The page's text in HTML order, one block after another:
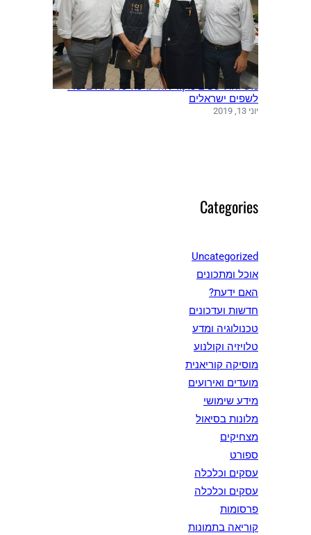
משלחת שפים מקוריאה ערכה סדנאות בישול
לשפים ישראלים
יוני 13, 2019
Categories
Uncategorized
אוכל ומתכונים
האם ידעת?
חדשות ועדכונים
טכנולוגיה ומדע
טלויזיה וקולנוע
מוסיקה קוריאנית
מועדים ואירועים
מידע שימושי
מלונות בסיאול
מצחיקים
ספורט
עסקים וכלכלה
עסקים וכלכלה
פרסומות
קוריאה בתמונות